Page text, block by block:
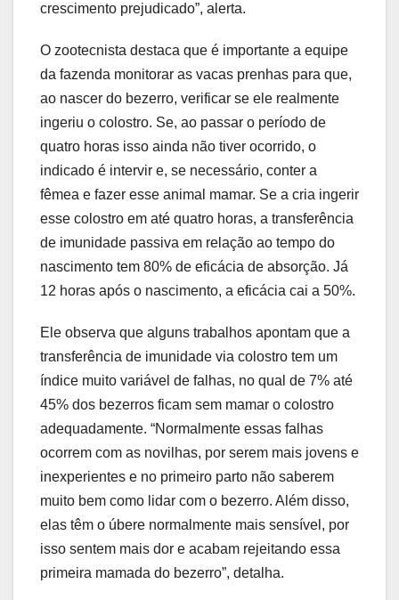
crescimento prejudicado”, alerta.
O zootecnista destaca que é importante a equipe
da fazenda monitorar as vacas prenhas para que,
ao nascer do bezerro, verificar se ele realmente
ingeriu o colostro. Se, ao passar o período de
quatro horas isso ainda não tiver ocorrido, o
indicado é intervir e, se necessário, conter a
fêmea e fazer esse animal mamar. Se a cria ingerir
esse colostro em até quatro horas, a transferência
de imunidade passiva em relação ao tempo do
nascimento tem 80% de eficácia de absorção. Já
12 horas após o nascimento, a eficácia cai a 50%.
Ele observa que alguns trabalhos apontam que a
transferência de imunidade via colostro tem um
índice muito variável de falhas, no qual de 7% até
45% dos bezerros ficam sem mamar o colostro
adequadamente. “Normalmente essas falhas
ocorrem com as novilhas, por serem mais jovens e
inexperientes e no primeiro parto não saberem
muito bem como lidar com o bezerro. Além disso,
elas têm o úbere normalmente mais sensível, por
isso sentem mais dor e acabam rejeitando essa
primeira mamada do bezerro”, detalha.